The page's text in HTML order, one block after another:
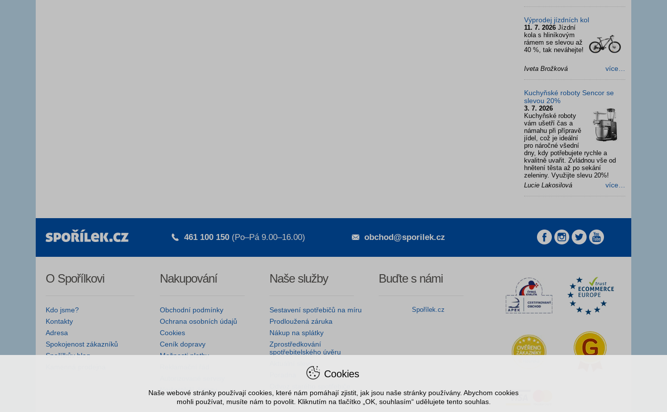
Výprodej jízdních kol
11. 7. 2026 Jízdní
kola s hliníkovým
rámem se slevou až
40 %, tak neváhejte!
Iveta Brožková více…
Kuchyňské roboty Sencor se
slevou 20%
3. 7. 2026
Kuchyňské roboty
vám ušetří čas a
námahu při přípravě
jídel, což je ideální
pro náročné všední
dny, kdy potřebujete rychle a
kvalitně uvařit. Zvládnou vše od
hnětení těsta až po sekání
zeleniny. Využijte slevu 20%!
Lucie Lakosilová
více…
461 100 150 (Po–Pá 9.00–16.00) obchod@sporilek.cz
O Spořílkovi
Kdo jsme?
Kontakty
Adresa
Spokojenost zákazníků
Spořílkův blog
Nakupování
Obchodní podmínky
Ochrana osobních údajů
Cookies
Ceník dopravy
Možnosti platby
Nejčastější dotazy
Naše služby
Sestavení spotřebičů na míru
Prodloužená záruka
Nákup na splátky
Zprostředkování
spotřebitelského úvěru
Buďte s námi
Spořílek.cz
Cookies
Naše webové stránky používají cookies, které nám pomáhají zjistit, jak jsou naše stránky používány. Abychom cookies
mohli používat, musíte nám to povolit. Kliknutím na tlačítko „OK, souhlasím“ udělujete tento souhlas.